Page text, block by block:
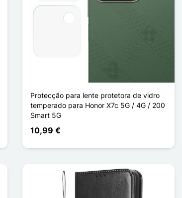
Protecção para lente protetora de vidro
temperado para Honor X7c 5G / 4G / 200
Smart 5G
10,99 €